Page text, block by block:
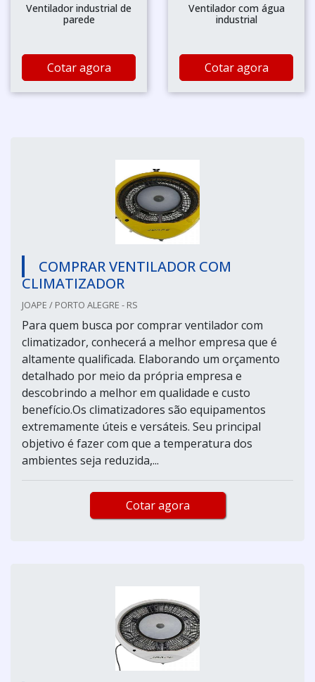
Ventilador industrial de
parede
Cotar agora
Ventilador com água
industrial
Cotar agora
COMPRAR VENTILADOR COM
CLIMATIZADOR
JOAPE / PORTO ALEGRE - RS
Para quem busca por comprar ventilador com
climatizador, conhecerá a melhor empresa que é
altamente qualificada. Elaborando um orçamento
detalhado por meio da própria empresa e
descobrindo a melhor em qualidade e custo
benefício.Os climatizadores são equipamentos
extremamente úteis e versáteis. Seu principal
objetivo é fazer com que a temperatura dos
ambientes seja reduzida,...
Cotar agora